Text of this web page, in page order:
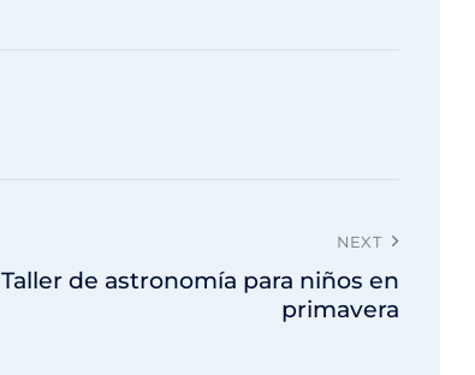
NEXT
Taller de astronomía para niños en
primavera